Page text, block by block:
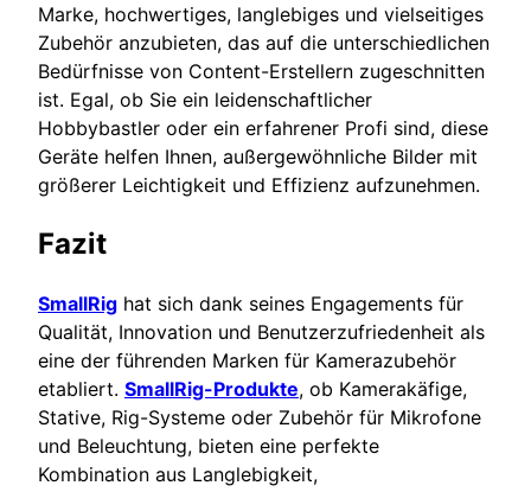
Marke, hochwertiges, langlebiges und vielseitiges
Zubehör anzubieten, das auf die unterschiedlichen
Bedürfnisse von Content-Erstellern zugeschnitten
ist. Egal, ob Sie ein leidenschaftlicher
Hobbybastler oder ein erfahrener Profi sind, diese
Geräte helfen Ihnen, außergewöhnliche Bilder mit
größerer Leichtigkeit und Effizienz aufzunehmen.
Fazit
SmallRig hat sich dank seines Engagements für
Qualität, Innovation und Benutzerzufriedenheit als
eine der führenden Marken für Kamerazubehör
etabliert. SmallRig-Produkte, ob Kamerakäfige,
Stative, Rig-Systeme oder Zubehör für Mikrofone
und Beleuchtung, bieten eine perfekte
Kombination aus Langlebigkeit,